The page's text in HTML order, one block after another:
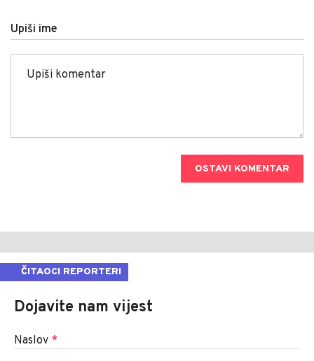
Upiši ime
OSTAVI KOMENTAR
ČITAOCI REPORTERI
Dojavite nam vijest
Naslov *